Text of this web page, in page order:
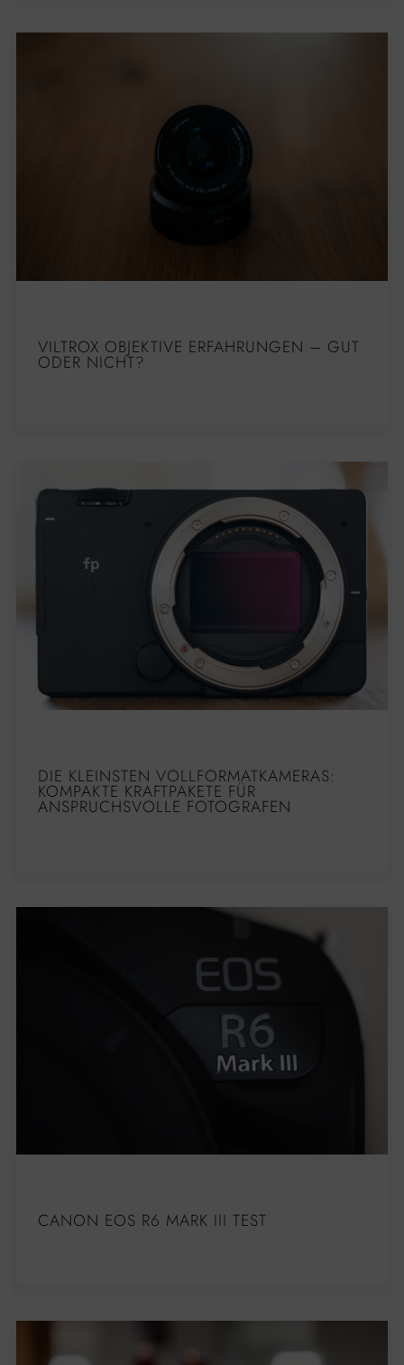
VILTROX OBJEKTIVE ERFAHRUNGEN – GUT
ODER NICHT?
DIE KLEINSTEN VOLLFORMATKAMERAS:
KOMPAKTE KRAFTPAKETE FÜR
ANSPRUCHSVOLLE FOTOGRAFEN
CANON EOS R6 MARK III TEST